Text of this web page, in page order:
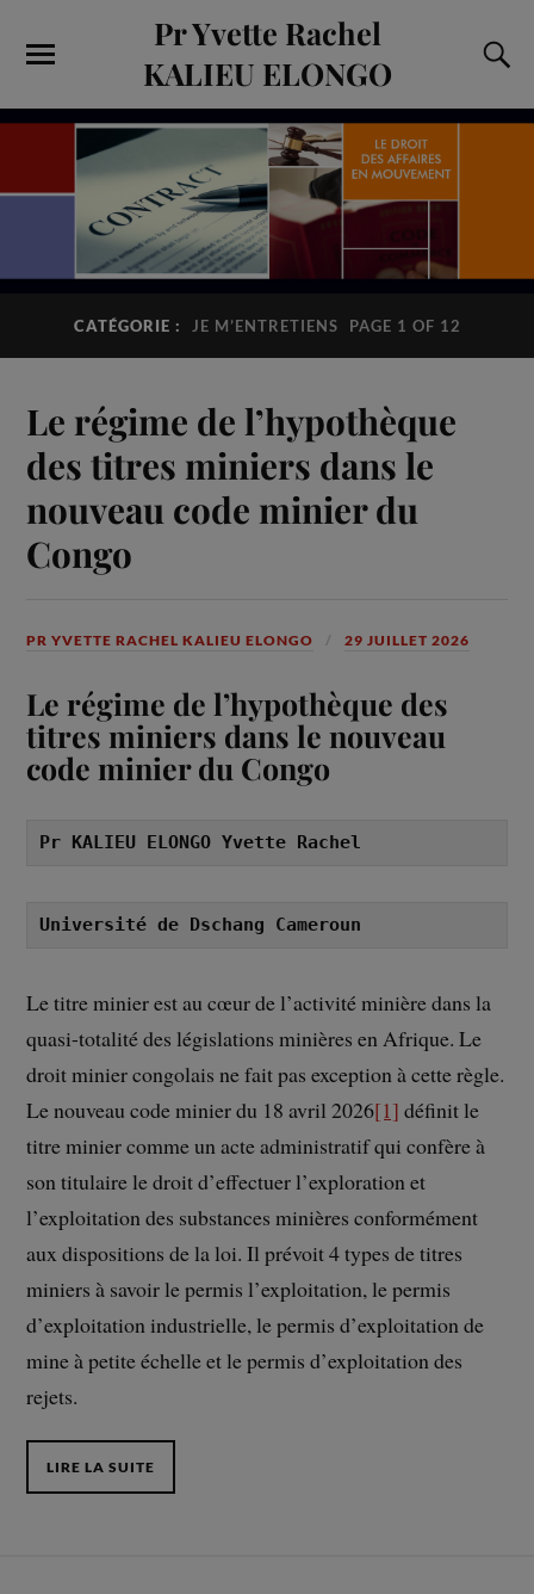
Pr Yvette Rachel
KALIEU ELONGO
CATÉGORIE : JE M’ENTRETIENS PAGE 1 OF 12
Le régime de l’hypothèque
des titres miniers dans le
nouveau code minier du
Congo
PR YVETTE RACHEL KALIEU ELONGO 29 JUILLET 2026
Le régime de l’hypothèque des
titres miniers dans le nouveau
code minier du Congo
Pr KALIEU ELONGO Yvette Rachel
Université de Dschang Cameroun
Le titre minier est au cœur de l’activité minière dans la
quasi-totalité des législations minières en Afrique. Le
droit minier congolais ne fait pas exception à cette règle.
Le nouveau code minier du 18 avril 2026[1] définit le
titre minier comme un acte administratif qui confère à
son titulaire le droit d’effectuer l’exploration et
l’exploitation des substances minières conformément
aux dispositions de la loi. Il prévoit 4 types de titres
miniers à savoir le permis l’exploitation, le permis
d’exploitation industrielle, le permis d’exploitation de
mine à petite échelle et le permis d’exploitation des
rejets.
LIRE LA SUITE